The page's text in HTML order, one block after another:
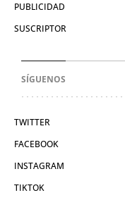
PUBLICIDAD
SUSCRIPTOR
SÍGUENOS
TWITTER
FACEBOOK
INSTAGRAM
TIKTOK